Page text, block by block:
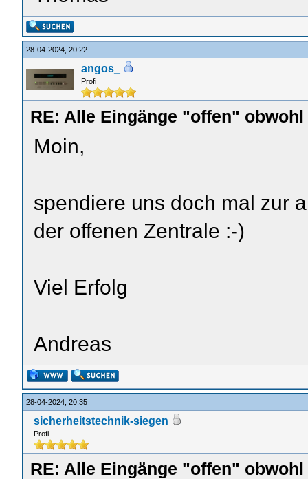
28-04-2024, 20:22
angos_
Profi
RE: Alle Eingänge "offen"
Moin,
spendiere uns doch mal zur
der offenen Zentrale :-)
Viel Erfolg
Andreas
28-04-2024, 20:35
sicherheitstechnik-siegen
Profi
RE: Alle Eingänge "offen"